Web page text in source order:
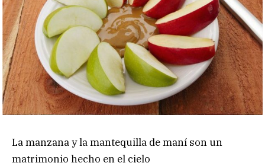
La manzana y la mantequilla de maní son un
matrimonio hecho en el cielo